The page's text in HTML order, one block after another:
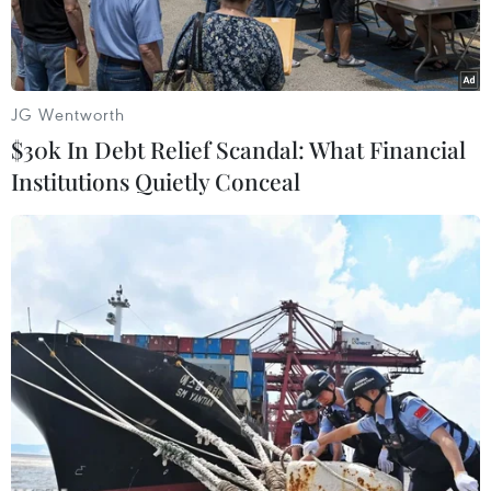
Tên lửa Falcon 9 của công ty SpaceX rời bệ phóng tại Căn cứ
Không quân Mũi Canaveral ở bang Florida, Mỹ ngày
17/2/2020. (Ảnh: AFP/TTXVN)
Tờ Wall Street Journal ngày 23/10 đưa tin công
ty SpaceX (Mỹ) đã ký thỏa thuận phóng 4 vệ tinh
dẫn đường và liên lạc chủ chốt của châu Âu vào
quỹ đạo.
JG Wentworth
$30k In Debt Relief Scandal: What Financial
Institutions Quietly Conceal